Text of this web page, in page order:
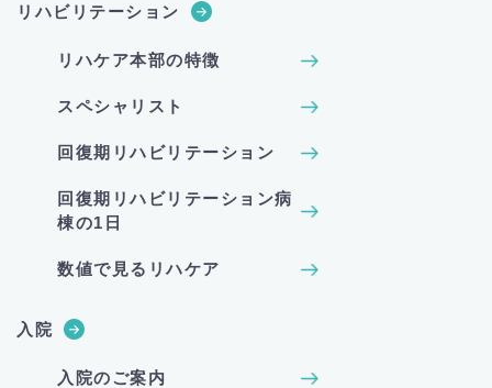
リハビリテーション
リハケア本部の特徴
スペシャリスト
回復期リハビリテーション
回復期リハビリテーション病
棟の1日
数値で見るリハケア
入院
入院のご案内